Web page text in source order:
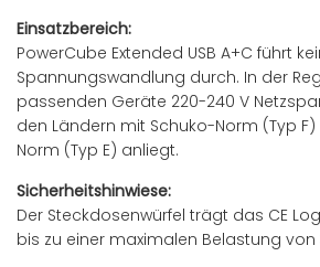
Einsatzbereich:
PowerCube Extended USB A+C führt
Spannungswandlung durch. In der
passenden Geräte 220-240 V
den Ländern mit Schuko-Norm (Typ
Norm (Typ E) anliegt.
Sicherheitshinwiese:
Der Steckdosenwürfel trägt das CE
bis zu einer maximalen Belastung von